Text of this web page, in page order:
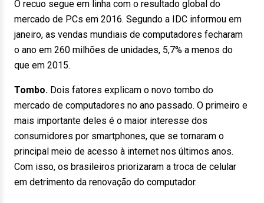
O recuo segue em linha com o resultado global do
mercado de PCs em 2016. Segundo a IDC informou em
janeiro, as vendas mundiais de computadores fecharam
o ano em 260 milhões de unidades, 5,7% a menos do
que em 2015.
Tombo. Dois fatores explicam o novo tombo do
mercado de computadores no ano passado. O primeiro e
mais importante deles é o maior interesse dos
consumidores por smartphones, que se tornaram o
principal meio de acesso à internet nos últimos anos.
Com isso, os brasileiros priorizaram a troca de celular
em detrimento da renovação do computador.